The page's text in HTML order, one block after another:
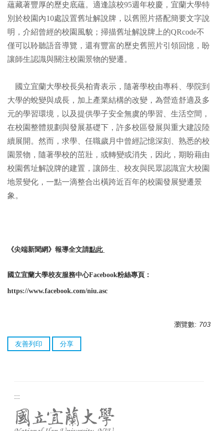
蘊藏著豐厚的歷史底蘊。適逢該校95週年校慶，宜蘭大學特
別於校園內10處設置舊址解說牌，以舊照片搭配簡要文字說
明，介紹曾經的校園風貌；掃描舊址解說牌上的QRcode不
僅可以聆聽語音導覽，還有豐富的歷史舊照片引領回憶，盼
讓師生認識與關注校園景物的變遷。
國立宜蘭大學校長吳柏青表示，隨著學校由專科、學院到
大學的蛻變與成長，加上產業結構的改變，為營造舒適及多
元的學習環境，以及提供學子安全無虞的學習、生活空間，
在校園整體規劃與發展基礎下，許多校區發展與重大建設陸
續展開。然而，求學、任職歲月中曾經記憶深刻、熟悉的校
園景物，隨著學校的茁壯，或轉變或消失，因此，期盼藉由
校園舊址解說牌的建置，讓師生、校友與民眾認識宜大校園
地景變化，一點一滴整合出橫跨近百年的校園發展變遷景
象。
《尖端新聞網》報導全文請點此
國立宜蘭大學校友服務中心Facebook粉絲專頁：
https://www.facebook.com/niu.asc
瀏覽數: 703
友善列印 分享
:::